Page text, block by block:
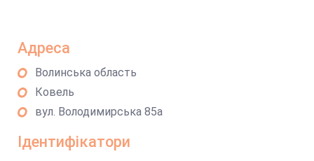
Адреса
Волинська область
Ковель
вул. Володимирська 85а
Ідентифікатори